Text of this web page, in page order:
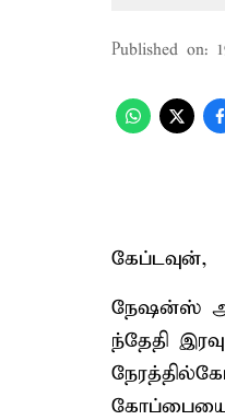
Published on:
கேப்டவுன்,
நேஷன்ஸ்
ந்தேதி
கோப்பையை